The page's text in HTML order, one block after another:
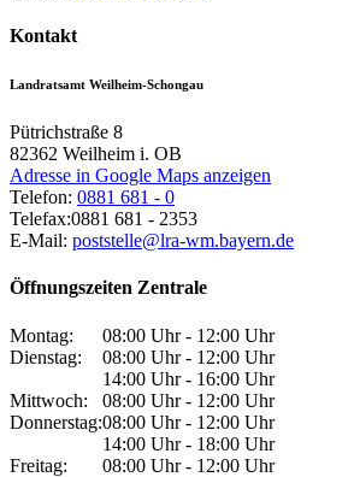
Kontakt
Landratsamt Weilheim-Schongau
Pütrichstraße 8
82362 Weilheim i. OB
Adresse in Google Maps anzeigen
Telefon: 0881 681 - 0
Telefax:0881 681 - 2353
E-Mail: poststelle@lra-wm.bayern.de
Öffnungszeiten Zentrale
Montag:
08:00 Uhr - 12:00 Uhr
Dienstag:
08:00 Uhr - 12:00 Uhr
14:00 Uhr - 16:00 Uhr
Mittwoch:
08:00 Uhr - 12:00 Uhr
Donnerstag:08:00 Uhr - 12:00 Uhr
14:00 Uhr - 18:00 Uhr
Freitag:
08:00 Uhr - 12:00 Uhr